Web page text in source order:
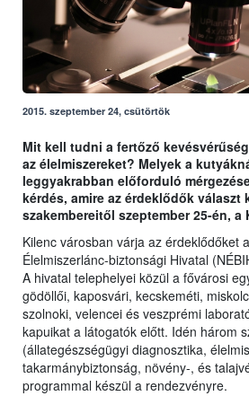
2015. szeptember 24, csütörtök
Mit kell tudni a fertőző
az élelmiszereket? Melyek a
leggyakrabban előforduló
kérdés, amire az érdeklődők választ
szakembereitől szeptember 25-én, a
Kilenc városban várja az érdeklődőket
Élelmiszerlánc-biztonsági Hivatal
A hivatal telephelyei közül a fővárosi
gödöllői, kaposvári, kecskeméti,
szolnoki, velencei és veszprémi
kapuikat a látogatók előtt. Idén három
(állategészségügyi diagnosztika,
takarmánybiztonság, növény-, és
programmal készül a rendezvényre.